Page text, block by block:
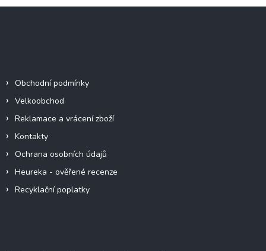
Obchodní podmínky
Velkoobchod
Reklamace a vrácení zboží
Kontakty
Ochrana osobních údajů
Heureka - ověřené recenze
Recyklační poplatky